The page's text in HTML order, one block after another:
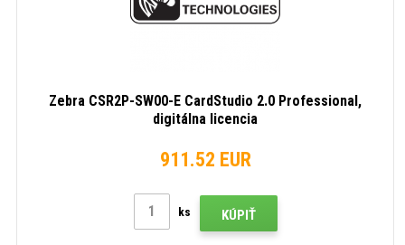
Zebra CSR2P-SW00-E CardStudio 2.0 Professional,
digitálna licencia
911.52 EUR
ks KÚPIŤ